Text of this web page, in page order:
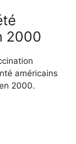
2000
américains
2000.